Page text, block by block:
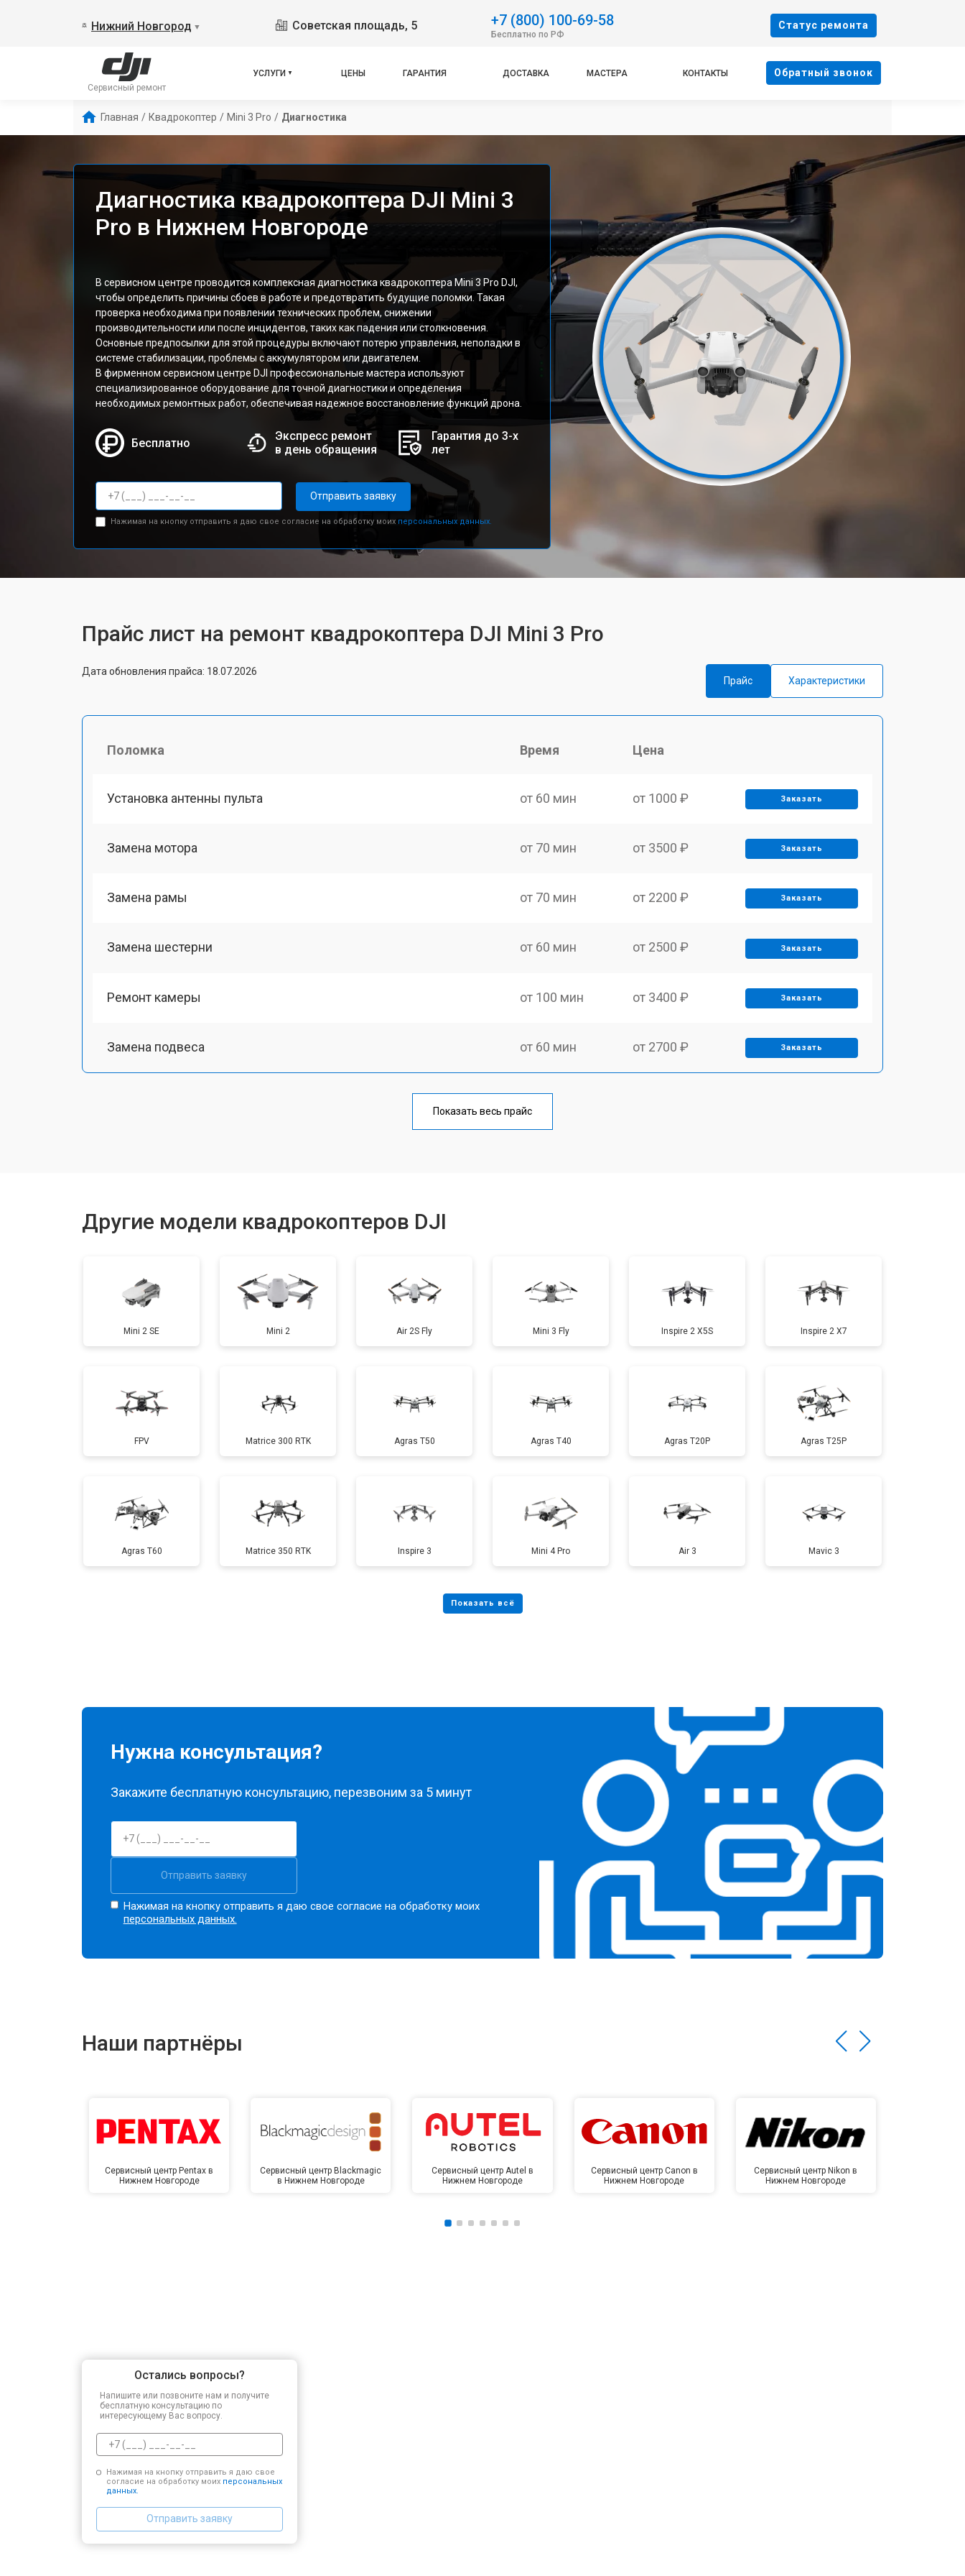
Нижний Новгород ▼ Советская площадь, 5 +7 (800) 100-69-58
Бесплатно по РФ
Cтатус ремонта
Сервисный ремонт
УСЛУГИ ЦЕНЫ ГАРАНТИЯ ДОСТАВКА МАСТЕРА КОНТАКТЫ Oбратный звонок
Главная / Квадрокоптер / Mini 3 Pro / Диагностика
Диагностика квадрокоптера DJI Mini 3
Pro в Нижнем Новгороде
В сервисном центре проводится комплексная диагностика квадрокоптера Mini 3 Pro DJI,
чтобы определить причины сбоев в работе и предотвратить будущие поломки. Такая
проверка необходима при появлении технических проблем, снижении
производительности или после инцидентов, таких как падения или столкновения.
Основные предпосылки для этой процедуры включают потерю управления, неполадки в
системе стабилизации, проблемы с аккумулятором или двигателем.
В фирменном сервисном центре DJI профессиональные мастера используют
специализированное оборудование для точной диагностики и определения
необходимых ремонтных работ, обеспечивая надежное восстановление функций дрона.
Бесплатно
Экспресс ремонт
в день обращения
Гарантия до 3-х
лет
Отправить заявку
Нажимая на кнопку отправить я даю свое согласие на обработку моих персональных данных.
Прайс лист на ремонт квадрокоптера DJI Mini 3 Pro
Дата обновления прайса: 18.07.2026
Прайс
Характеристики
Поломка Время Цена
Установка антенны пульта от 60 мин от 1000 ₽ Заказать
Замена мотора от 70 мин от 3500 ₽ Заказать
Замена рамы от 70 мин от 2200 ₽ Заказать
Замена шестерни от 60 мин от 2500 ₽ Заказать
Ремонт камеры от 100 мин от 3400 ₽ Заказать
Замена подвеса от 60 мин от 2700 ₽ Заказать
от 100 мин
Замена аккумулятора от 60 мин от 1600 ₽ Заказать
Настройка шифрования Wi-Fi от 40 мин от 1000 ₽ Заказать
Прошивка от 70 мин от 1800 ₽ Заказать
Замена материнской платы от 60 мин от 2800 ₽ Заказать
Ремонт корпуса от 100 мин
Показать весь прайс
Другие модели квадрокоптеров DJI
Mini 2 SE Mini 2 Air 2S Fly Mini 3 Fly Inspire 2 X5S Inspire 2 X7
FPV Matrice 300 RTK Agras T50 Agras T40 Agras T20P Agras T25P
Agras T60 Matrice 350 RTK Inspire 3 Mini 4 Pro Air 3 Mavic 3
Нужна консультация?
Закажите бесплатную консультацию, перезвоним за 5 минут
Отправить заявку
Нажимая на кнопку отправить я даю свое согласие на обработку моих
персональных данных.
Наши партнёры
Сервисный центр Pentax в
Нижнем Новгороде
Сервисный центр Blackmagic
в Нижнем Новгороде
Сервисный центр Autel в
Нижнем Новгороде
Сервисный центр Canon в
Нижнем Новгороде
Сервисный центр Nikon в
Нижнем Новгороде
Остались вопросы?
Напишите или позвоните нам и получите
бесплатную консультацию по
интересующему Вас вопросу.
Нажимая на кнопку отправить я даю свое
согласие на обработку моих персональных
данных.
Отправить заявку